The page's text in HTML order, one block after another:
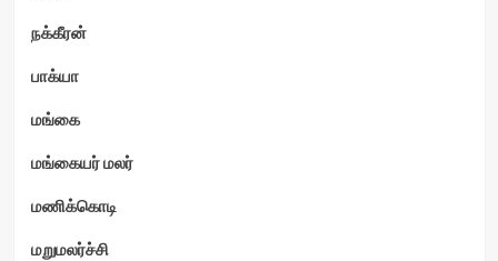
நக்கீரன்
பாக்யா
மங்கை
மங்கையர் மலர்
மணிக்கொடி
மறுமலர்ச்சி